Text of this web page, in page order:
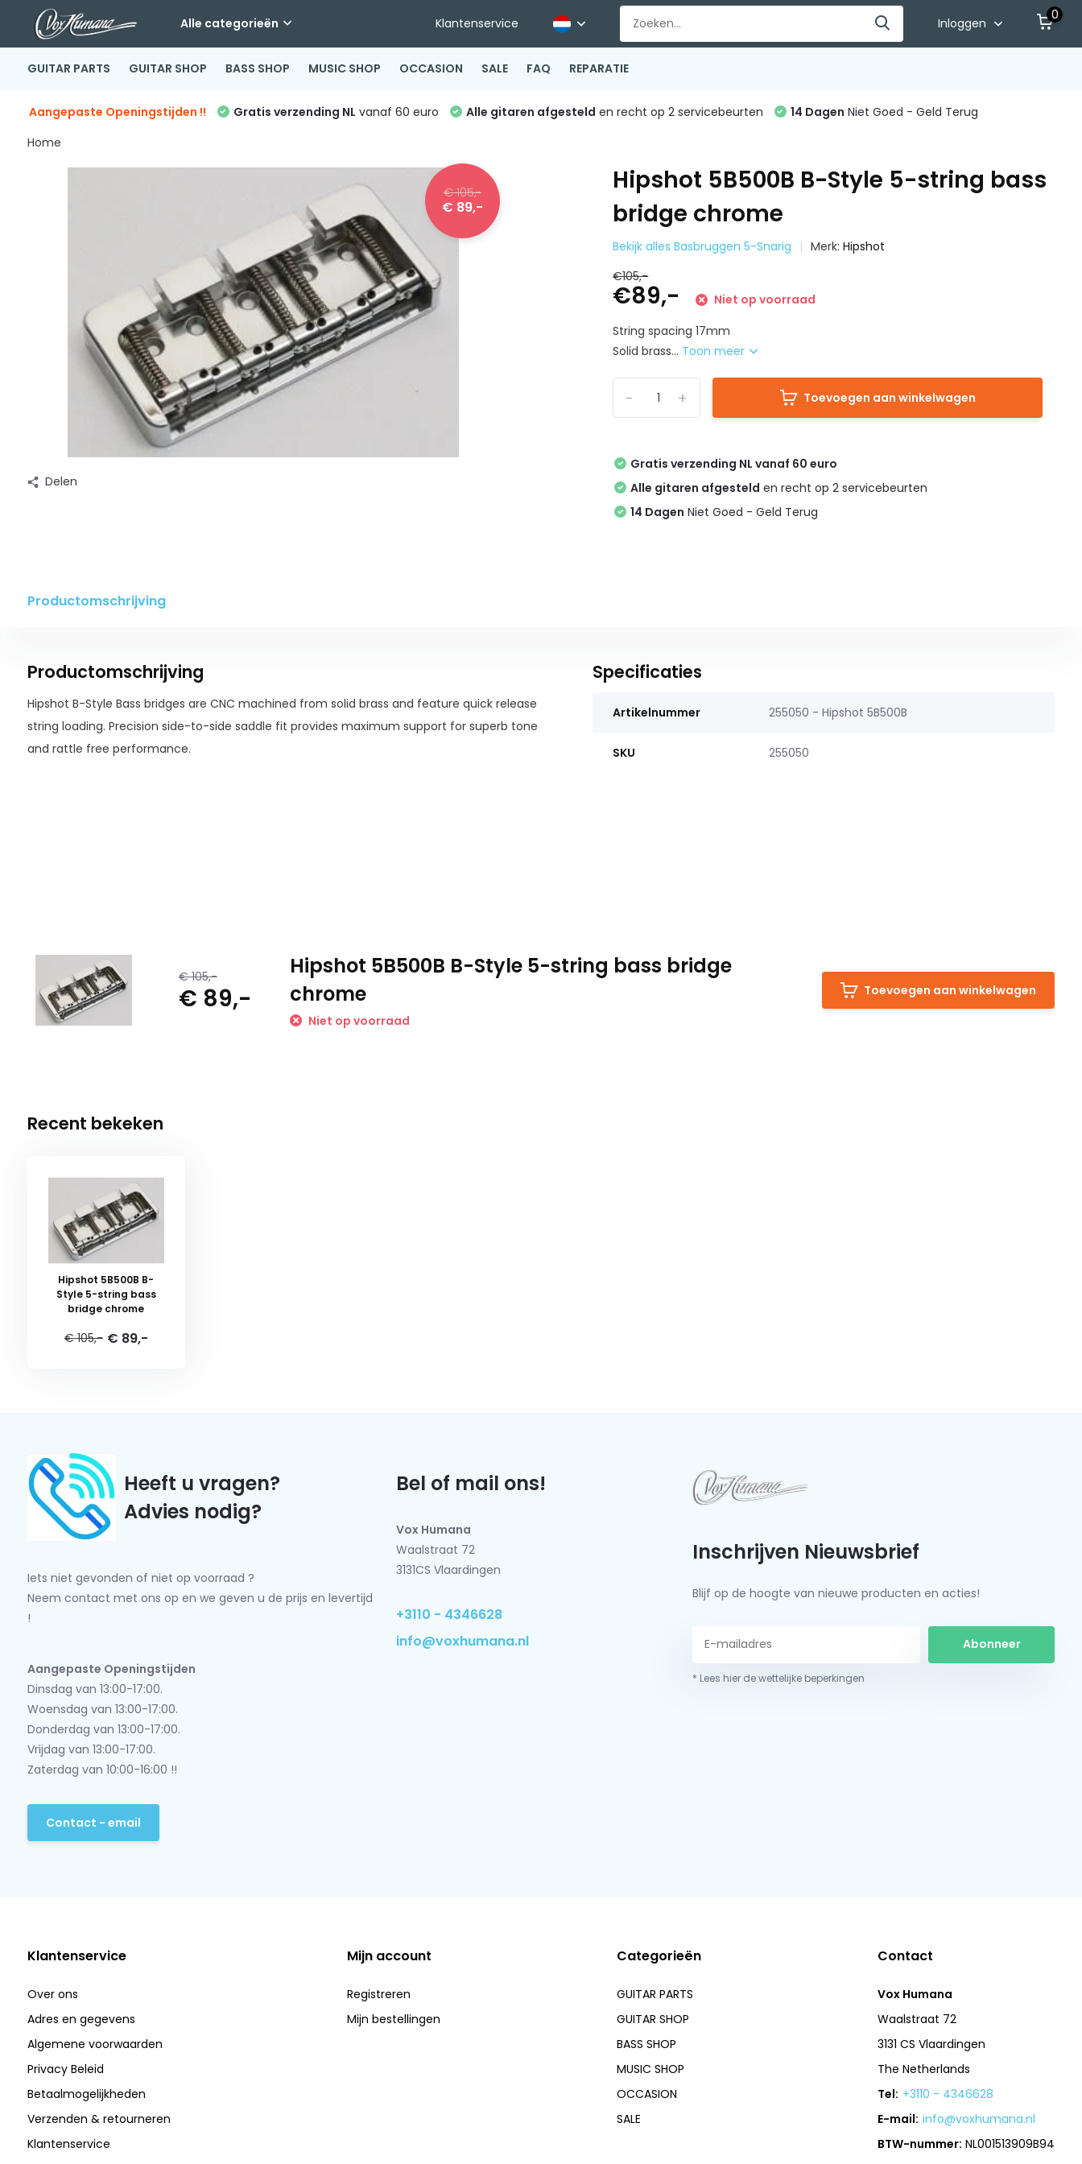
Alle categorieën Klantenservice Inloggen
0
GUITAR PARTS GUITAR SHOP BASS SHOP MUSIC SHOP OCCASION SALE FAQ REPARATIE
Aangepaste Openingstijden !! Gratis verzending NL vanaf 60 euro Alle gitaren afgesteld en recht op 2 servicebeurten 14 Dagen Niet Goed - Geld Terug
Home
€ 105,-
€ 89,-
Delen
Hipshot 5B500B B-Style 5-string bass
bridge chrome
Bekijk alles Basbruggen 5-Snarig Merk:Hipshot
€105,-
€89,-
Niet op voorraad
String spacing 17mm
Solid brass... Toon meer
+
- Toevoegen aan winkelwagen
Gratis verzending NL vanaf 60 euro
Alle gitaren afgesteld en recht op 2 servicebeurten
14 Dagen Niet Goed - Geld Terug
Productomschrijving
Productomschrijving
Hipshot B-Style Bass bridges are CNC machined from solid brass and feature quick release
string loading. Precision side-to-side saddle fit provides maximum support for superb tone
and rattle free performance.
Specificaties
Artikelnummer 255050 - Hipshot 5B500B
SKU 255050
€ 105,-
€ 89,-
Hipshot 5B500B B-Style 5-string bass bridge
chrome
Niet op voorraad
Toevoegen aan winkelwagen
Recent bekeken
Hipshot 5B500B B-
Style 5-string bass
bridge chrome
€ 105,- € 89,-
Heeft u vragen?
Advies nodig?
Iets niet gevonden of niet op voorraad ?
Neem contact met ons op en we geven u de prijs en levertijd
!
Aangepaste Openingstijden
Dinsdag van 13:00-17:00.
Woensdag van 13:00-17:00.
Donderdag van 13:00-17:00.
Vrijdag van 13:00-17:00.
Zaterdag van 10:00-16:00 !!
Contact - email
Bel of mail ons!
Vox Humana
Waalstraat 72
3131CS Vlaardingen
+3110 - 4346628
info@voxhumana.nl
Inschrijven Nieuwsbrief
Blijf op de hoogte van nieuwe producten en acties!
Abonneer
* Lees hier de wettelijke beperkingen
Klantenservice
Over ons
Adres en gegevens
Algemene voorwaarden
Privacy Beleid
Betaalmogelijkheden
Verzenden & retourneren
Klantenservice
Mijn account
Registreren
Mijn bestellingen
Categorieën
GUITAR PARTS
GUITAR SHOP
BASS SHOP
MUSIC SHOP
OCCASION
SALE
Contact
Vox Humana
Waalstraat 72
3131 CS Vlaardingen
The Netherlands
Tel: +3110 - 4346628
E-mail: info@voxhumana.nl
BTW-nummer: NL001513909B94